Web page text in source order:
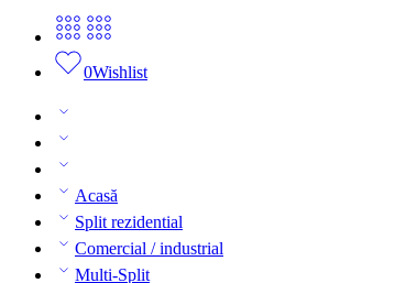
0Wishlist
Acasă
Split rezidential
Comercial / industrial
Multi-Split